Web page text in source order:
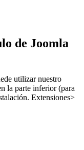
de Joomla
utilizar nuestro
la parte inferior (para
Extensiones>